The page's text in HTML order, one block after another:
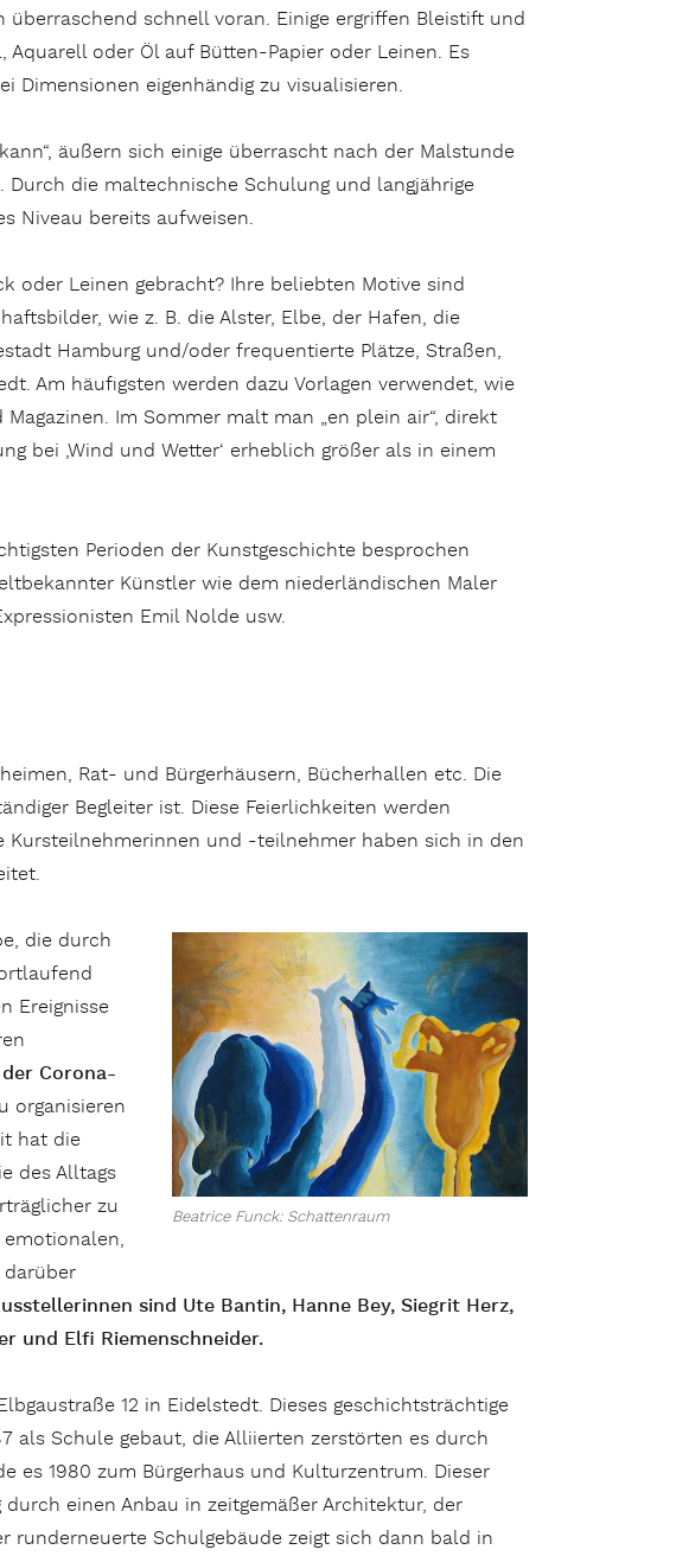
schnell voran. Einige ergriffen Bleistift und
oder Öl auf Bütten-Papier oder Leinen. Es
Dimensionen eigenhändig zu visualisieren.
äußern sich einige überrascht nach der Malstunde
die maltechnische Schulung und langjährige
Niveau bereits aufweisen.
oder Leinen gebracht? Ihre beliebten Motive sind
wie z. B. die Alster, Elbe, der Hafen, die
Hamburg und/oder frequentierte Plätze, Straßen,
Am häufigsten werden dazu Vorlagen verwendet, wie
Im Sommer malt man „en plein air“, direkt
bei ‚Wind und Wetter‘ erheblich größer als in einem
Perioden der Kunstgeschichte besprochen
Künstler wie dem niederländischen Maler
Emil Nolde usw.
Rat- und Bürgerhäusern, Bücherhallen etc. Die
Begleiter ist. Diese Feierlichkeiten werden
und -teilnehmer haben sich in den
Beatrice Funck: Schattenraum
die durch
Ereignisse
Corona-
organisieren
hat die
des Alltags
zu
sind Ute Bantin, Hanne Bey, Siegrit Herz,
und Elfi Riemenschneider.
12 in Eidelstedt. Dieses geschichtsträchtige
als Schule gebaut, die Alliierten zerstörten es durch
es 1980 zum Bürgerhaus und Kulturzentrum. Dieser
einen Anbau in zeitgemäßer Architektur, der
runderneuerte Schulgebäude zeigt sich dann bald in